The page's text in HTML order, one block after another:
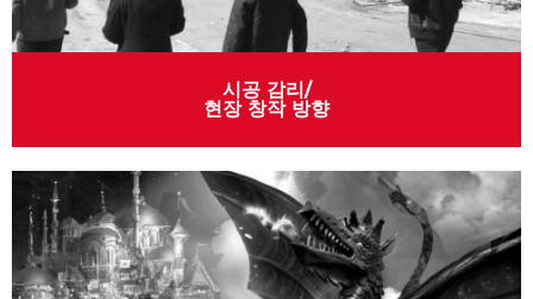
시공 감리/
현장 창작 방향